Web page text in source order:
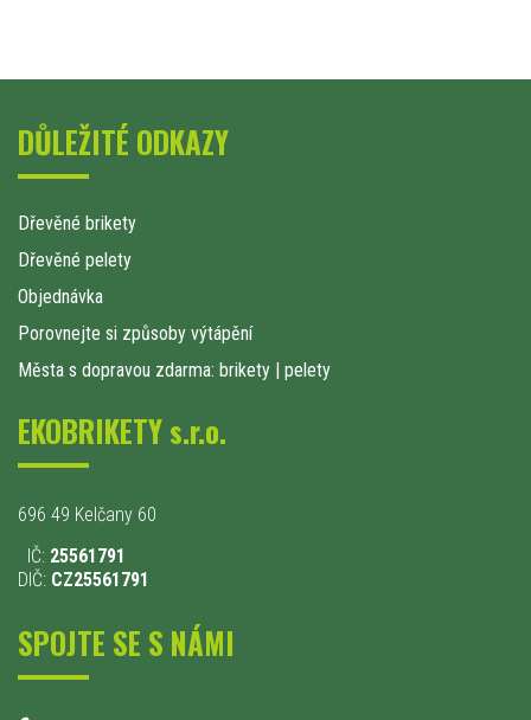
DŮLEŽITÉ ODKAZY
Dřevěné brikety
Dřevěné pelety
Objednávka
Porovnejte si způsoby výtápění
Města s dopravou zdarma: brikety | pelety
EKOBRIKETY s.r.o.
696 49 Kelčany 60
IČ: 25561791
DIČ: CZ25561791
SPOJTE SE S NÁMI